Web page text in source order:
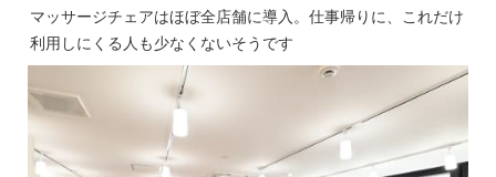
マッサージチェアはほぼ全店舗に導入。仕事帰りに、これだけ
利用しにくる人も少なくないそうです